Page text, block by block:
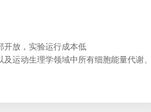
开放，实验运行成本低
运动生理学领域中所有细胞能量代谢、